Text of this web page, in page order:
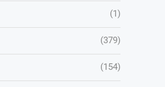
(1)
(379)
(154)